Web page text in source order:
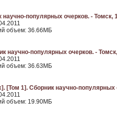
научно-популярных очерков. - Томск,
объем: 36.66МБ
научно-популярных очерков. -
объем: 36.63МБ
[Том 1]. Сборник научно-популярных
объем: 19.90МБ